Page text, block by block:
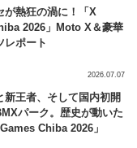
が熱狂の渦に！「X
2026」Moto X＆豪華
レポート
新王者、そして国内初開
パーク。歴史が動いた
Chiba 2026」
2026.07.07